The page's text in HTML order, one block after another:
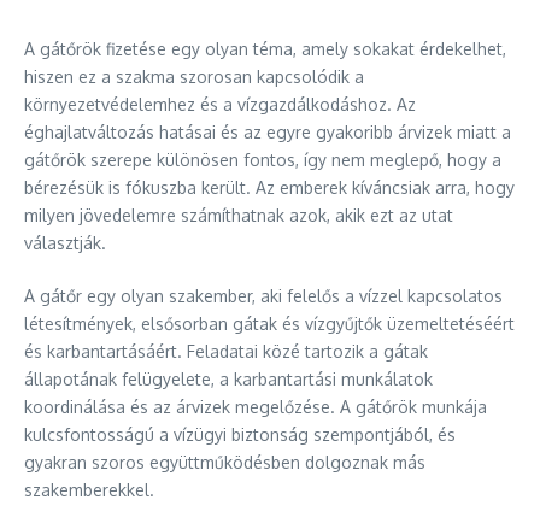
A gátőrök fizetése egy olyan téma, amely sokakat érdekelhet,
hiszen ez a szakma szorosan kapcsolódik a
környezetvédelemhez és a vízgazdálkodáshoz. Az
éghajlatváltozás hatásai és az egyre gyakoribb árvizek miatt a
gátőrök szerepe különösen fontos, így nem meglepő, hogy a
bérezésük is fókuszba került. Az emberek kíváncsiak arra, hogy
milyen jövedelemre számíthatnak azok, akik ezt az utat
választják.
A gátőr egy olyan szakember, aki felelős a vízzel kapcsolatos
létesítmények, elsősorban gátak és vízgyűjtők üzemeltetéséért
és karbantartásáért. Feladatai közé tartozik a gátak
állapotának felügyelete, a karbantartási munkálatok
koordinálása és az árvizek megelőzése. A gátőrök munkája
kulcsfontosságú a vízügyi biztonság szempontjából, és
gyakran szoros együttműködésben dolgoznak más
szakemberekkel.